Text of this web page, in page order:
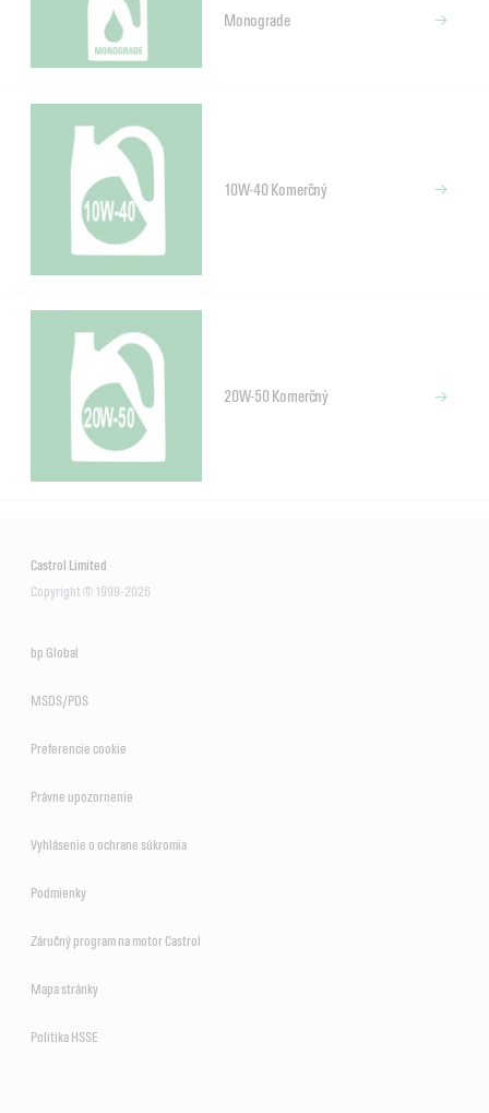
Monograde
10W-40 Komerčný
20W-50 Komerčný
Castrol Limited
Copyright © 1999-2026
bp Global
MSDS/PDS
Preferencie cookie
Právne upozornenie
Vyhlásenie o ochrane súkromia
Podmienky
Záručný program na motor Castrol
Mapa stránky
Politika HSSE